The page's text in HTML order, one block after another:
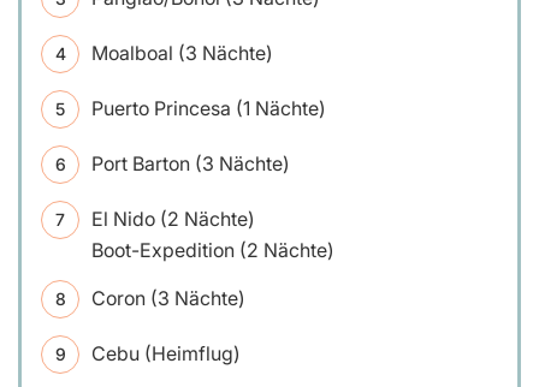
Moalboal (3 Nächte)
Puerto Princesa (1 Nächte)
Port Barton (3 Nächte)
El Nido (2 Nächte)
Boot-Expedition (2 Nächte)
Coron (3 Nächte)
Cebu (Heimflug)